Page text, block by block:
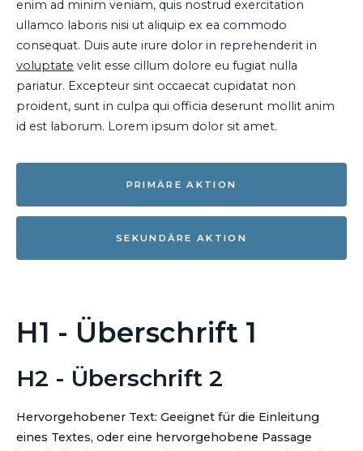
enim ad minim veniam, quis nostrud exercitation
ullamco laboris nisi ut aliquip ex ea commodo
consequat. Duis aute irure dolor in reprehenderit in
voluptate velit esse cillum dolore eu fugiat nulla
pariatur. Excepteur sint occaecat cupidatat non
proident, sunt in culpa qui officia deserunt mollit anim
id est laborum. Lorem ipsum dolor sit amet.
PRIMÄRE AKTION
SEKUNDÄRE AKTION
H1 - Überschrift 1
H2 - Überschrift 2
Hervorgehobener Text: Geeignet für die Einleitung
eines Textes, oder eine hervorgehobene Passage